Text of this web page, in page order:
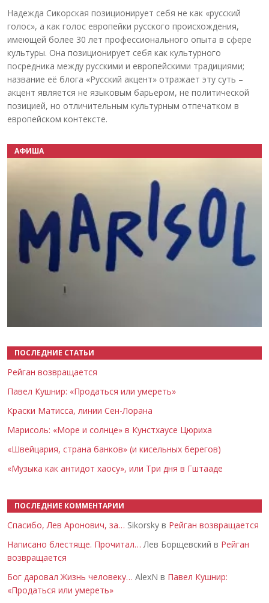
Надежда Сикорская позиционирует себя не как «русский
голос», а как голос европейки русского происхождения,
имеющей более 30 лет профессионального опыта в сфере
культуры. Она позиционирует себя как культурного
посредника между русскими и европейскими традициями;
название её блога «Русский акцент» отражает эту суть –
акцент является не языковым барьером, не политической
позицией, но отличительным культурным отпечатком в
европейском контексте.
АФИША
ПОСЛЕДНИЕ СТАТЬИ
Рейган возвращается
Павел Кушнир: «Продаться или умереть»
Краски Матисса, линии Сен-Лорана
Марисоль: «Море и солнце» в Кунстхаусе Цюриха
«Швейцария, страна банков» (и кисельных берегов)
«Музыка как антидот хаосу», или Три дня в Гштааде
ПОСЛЕДНИЕ КОММЕНТАРИИ
Спасибо, Лев Аронович, за… Sikorsky в Рейган возвращается
Написано блестяще. Прочитал… Лев Борщевский в Рейган
возвращается
Бог даровал Жизнь человеку… AlexN в Павел Кушнир:
«Продаться или умереть»